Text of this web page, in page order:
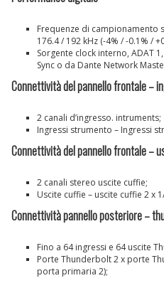
Frequenze di campionamento
176.4 / 192 kHz (-4% / -0.1% /
Sorgente clock interno, ADAT
Sync o da Dante Network
Connettività del pannello frontale –
2 canali d’ingresso. intruments;
Ingressi strumento – Ingressi
Connettività del pannello frontale –
2 canali stereo uscite cuffie;
Uscite cuffie – uscite cuffie 2 x
Connettività pannello posteriore –
Fino a 64 ingressi e 64 uscite
Porte Thunderbolt 2 x porte
porta primaria 2);